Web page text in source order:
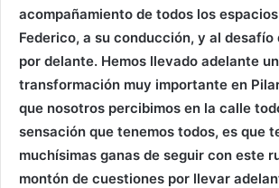
acompañamiento de todos los
Federico, a su conducción, y al desafío
por delante. Hemos llevado adelante
transformación muy importante en
que nosotros percibimos en la calle
sensación que tenemos todos, es que
muchísimas ganas de seguir con este
montón de cuestiones por llevar